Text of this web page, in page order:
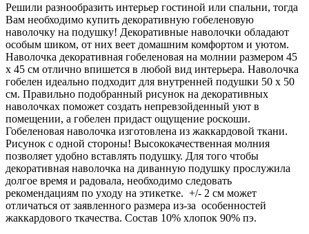
Решили разнообразить интерьер гостиной или спальни, тогда
Вам необходимо купить декоративную гобеленовую
наволочку на подушку! Декоративные наволочки обладают
особым шиком, от них веет домашним комфортом и уютом.
Наволочка декоративная гобеленовая на молнии размером 45
х 45 см отлично впишется в любой вид интерьера. Наволочка
гобелен идеально подходит для внутренней подушки 50 х 50
см. Правильно подобранный рисунок на декоративных
наволочках поможет создать непревзойденный уют в
помещении, а гобелен придаст ощущение роскоши.
Гобеленовая наволочка изготовлена из жаккардовой ткани.
Рисунок с одной стороны! Высококачественная молния
позволяет удобно вставлять подушку. Для того чтобы
декоративная наволочка на диванную подушку прослужила
долгое время и радовала, необходимо следовать
рекомендациям по уходу на этикетке. +/- 2 см может
отличаться от заявленного размера из-за особенностей
жаккардового ткачества. Состав 10% хлопок 90% пэ.